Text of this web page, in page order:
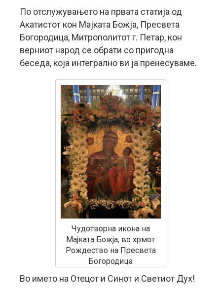
По отслужувањето на првата статија од
Акатистот кон Мајката Божја, Пресвета
Богородица, Митрополитот г. Петар, кон
верниот народ се обрати со пригодна
беседа, која интегрално ви ја пренесуваме.
Чудотворна икона на
Мајката Божја, во хрмот
Рождество на Пресвета
Богородица
Во името на Отецот и Синот и Светиот Дух!